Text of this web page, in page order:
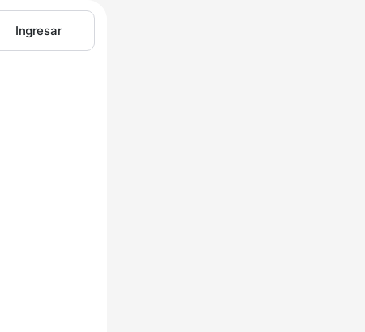
Ingresar